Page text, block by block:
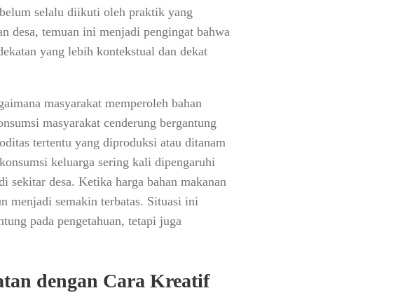
selalu diikuti oleh praktik yang
desa, temuan ini menjadi pengingat bahwa
yang lebih kontekstual dan dekat
masyarakat memperoleh bahan
masyarakat cenderung bergantung
tertentu yang diproduksi atau ditanam
keluarga sering kali dipengaruhi
sekitar desa. Ketika harga bahan makanan
menjadi semakin terbatas. Situasi ini
pada pengetahuan, tetapi juga
dengan Cara Kreatif